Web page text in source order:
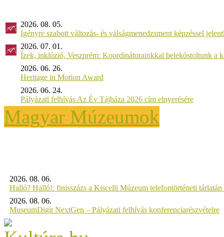
2026. 08. 05.
Igényre szabott változás- és válságmenedzsment képzéssel
2026. 07. 01.
Ízek, inklúzió, Veszprém: Koordinátorainkkal belekóstoltunk a
2026. 06. 26.
Heritage in Motion Award
2026. 06. 24.
Pályázati felhívás Az Év Tájháza 2026 cím elnyerésére
Magyar Múzeumok
2026. 08. 06.
Halló? Halló!: finisszázs a Kiscelli Múzeum telefontörténeti tárlatán
2026. 08. 06.
MuseumDigit NextGen – Pályázati felhívás konferenciarészvételre